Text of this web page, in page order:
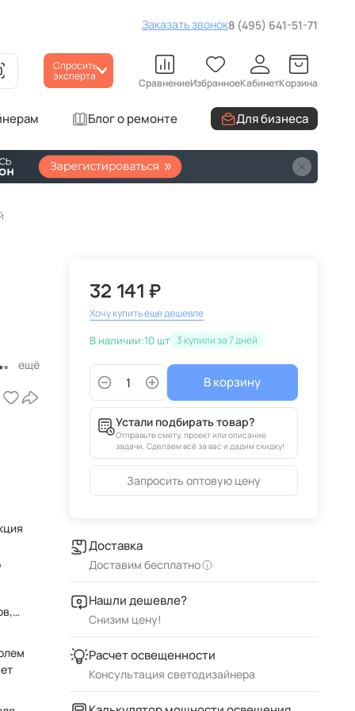
Заказать звонок8 (495) 641-51-71
Спросить
эксперта СравнениеИзбранноеКабинетКорзина
Блог о ремонте Для бизнеса
32 141 ₽
Хочу купить еще дешевле
В наличии:10 шт 3
В корзину
Устали подбирать товар?
Отправьте смету, проект или описание
задачи. Сделаем всё за вас и дадим скидку!
Запросить оптовую цену
Доставка
Доставим бесплатно
Нашли дешевле?
Снизим цену!
Расчет освещенности
Консультация светодизайнера